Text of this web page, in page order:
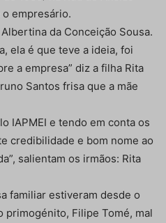
empresário.
da Conceição Sousa.
ela é que teve a ideia, foi
a empresa” diz a filha Rita
Santos frisa que a mãe
IAPMEI e tendo em conta os
credibilidade e bom nome ao
salientam os irmãos: Rita
familiar estiveram desde o
primogénito, Filipe Tomé, mal